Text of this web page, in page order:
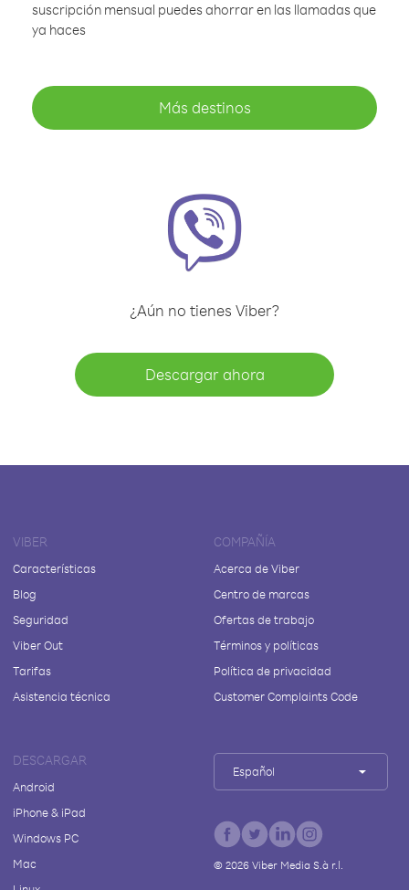
suscripción mensual puedes ahorrar en las llamadas que
ya haces
Más destinos
¿Aún no tienes Viber?
Descargar ahora
VIBER
Características
Blog
Seguridad
Viber Out
Tarifas
Asistencia técnica
COMPAÑÍA
Acerca de Viber
Centro de marcas
Ofertas de trabajo
Términos y políticas
Política de privacidad
Customer Complaints Code
DESCARGAR
Android
iPhone & iPad
Windows PC
Mac
Español
© 2026Viber Media S.à r.l.